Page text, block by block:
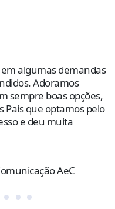
algumas demandas
Adoramos
sempre boas opções,
Pais que optamos pelo
e deu muita
AeC